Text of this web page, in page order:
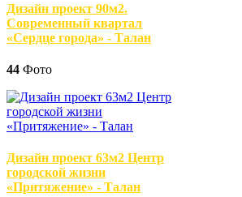
Дизайн проект 90м2.
Современный квартал
«Сердце города» - Талан
44 Фото
Дизайн проект 63м2 Центр
городской жизни
«Притяжение» - Талан